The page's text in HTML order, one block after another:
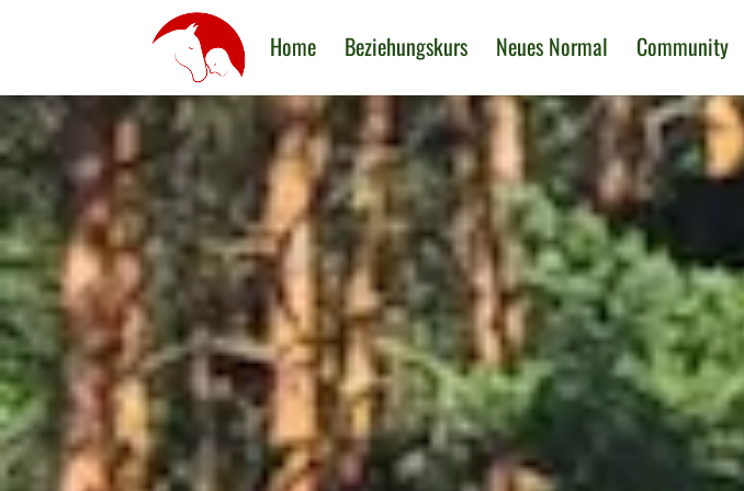
Home Beziehungskurs Neues Normal Community